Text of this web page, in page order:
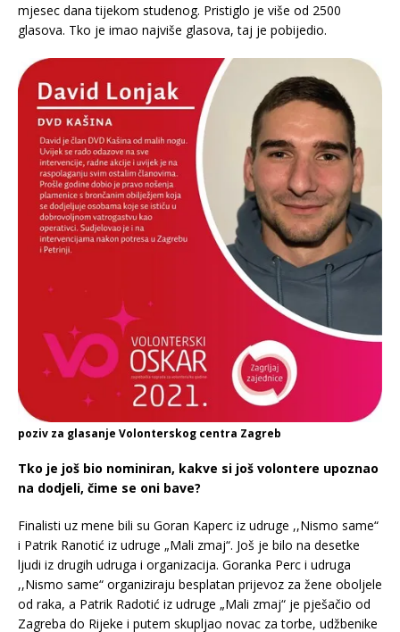
mjesec dana tijekom studenog. Pristiglo je više od 2500
glasova. Tko je imao najviše glasova, taj je pobijedio.
poziv za glasanje Volonterskog centra Zagreb
Tko je još bio nominiran, kakve si još volontere upoznao
na dodjeli, čime se oni bave?
Finalisti uz mene bili su Goran Kaperc iz udruge ,,Nismo same“
i Patrik Ranotić iz udruge „Mali zmaj“. Još je bilo na desetke
ljudi iz drugih udruga i organizacija. Goranka Perc i udruga
,,Nismo same“ organiziraju besplatan prijevoz za žene oboljele
od raka, a Patrik Radotić iz udruge „Mali zmaj“ je pješačio od
Zagreba do Rijeke i putem skupljao novac za torbe, udžbenike